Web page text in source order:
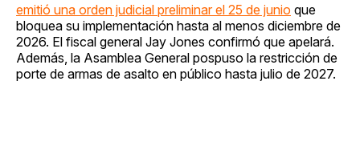
emitió una orden judicial preliminar el 25 de junio que
bloquea su implementación hasta al menos diciembre de
2026. El fiscal general Jay Jones confirmó que apelará.
Además, la Asamblea General pospuso la restricción de
porte de armas de asalto en público hasta julio de 2027.